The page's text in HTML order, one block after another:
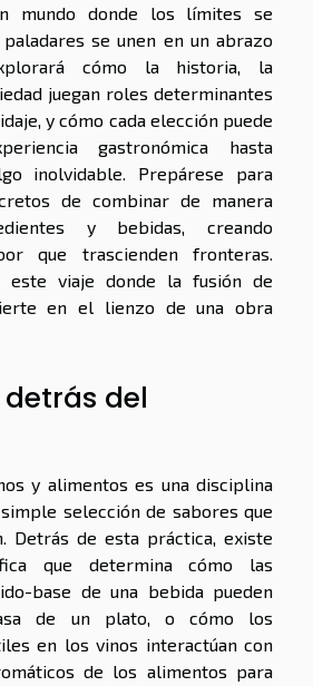
mundo donde los límites se
se unen en un abrazo
cómo la historia, la
juegan roles determinantes
y cómo cada elección puede
gastronómica hasta
inolvidable. Prepárese para
de combinar de manera
y bebidas, creando
que trascienden fronteras.
este viaje donde la fusión de
en el lienzo de una obra
del
y alimentos es una disciplina
selección de sabores que
Detrás de esta práctica, existe
que determina cómo las
base de una bebida pueden
de un plato, o cómo los
en los vinos interactúan con
de los alimentos para